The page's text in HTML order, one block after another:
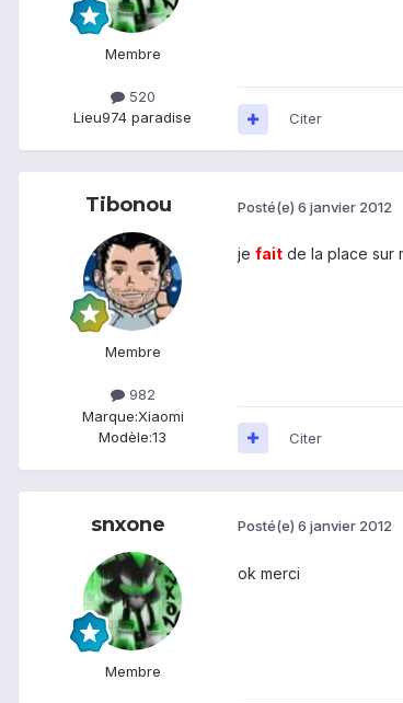
Membre
520
Lieu974 paradise Citer
Tibonou
Membre
982
Marque:Xiaomi
Modèle:13
Posté(e) 6 janvier 2012
je fait de la place sur
Citer
snxone
Membre
Posté(e) 6 janvier 2012
ok merci